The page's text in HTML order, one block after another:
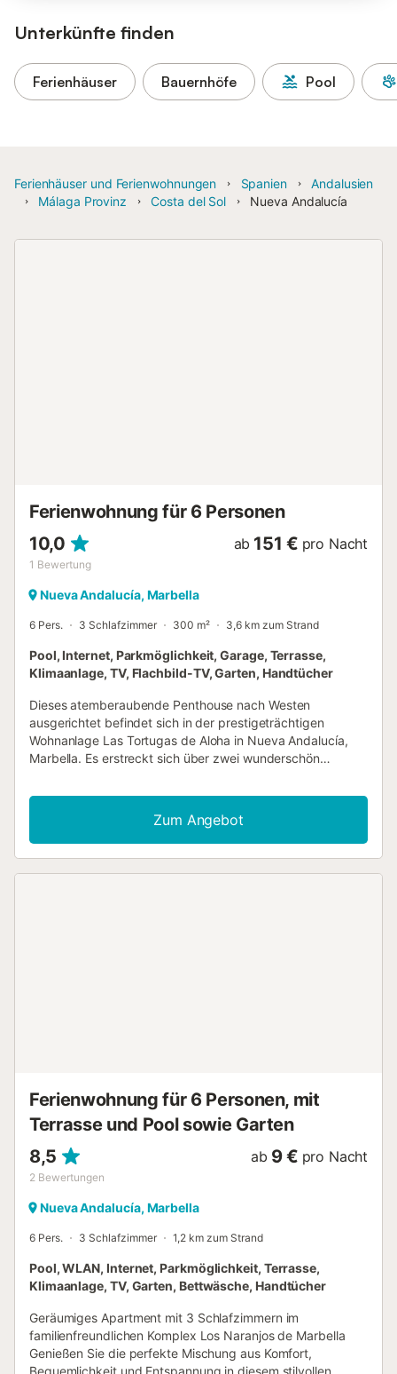
Unterkünfte finden
Ferienhäuser Bauernhöfe Pool
Ferienhäuser und Ferienwohnungen Spanien
Andalusien
Málaga Provinz
Costa del Sol Nueva Andalucía
Ferienwohnung für 6 Personen
10,0
1 Bewertung
ab 151 € pro Nacht
Nueva Andalucía, Marbella
6 Pers. 3 Schlafzimmer 300 m² 3,6 km zum Strand
Pool, Internet, Parkmöglichkeit, Garage, Terrasse,
Klimaanlage, TV, Flachbild-TV, Garten, Handtücher
Dieses atemberaubende Penthouse nach Westen
ausgerichtet befindet sich in der prestigeträchtigen
Wohnanlage Las Tortugas de Aloha in Nueva Andalucía,
Marbella. Es erstreckt sich über zwei wunderschön
modernem Komfort und elegantem Stil, eingerahmt von
atemberaubendem Meer- und Bergblick. Seine private und
abgeschiedene Lage, kombiniert mit weitläufigen
Terrassen und offen gestalteten Innenräumen, macht es zu
Entspannen oder für Mahlzeiten im Freien, während
hochwertige Oberflächen und durchdachte Details das
Gesamterlebnis des luxuriösen Wohnens aufwerten. Auf
Anfrage können wir zwei zusätzliche Einzelbetten
bereitstellen. Über die Residenz selbst hinaus bietet...
Zum Angebot
Ferienwohnung für 6 Personen, mit
Terrasse und Pool sowie Garten
8,5
2 Bewertungen
ab 9 € pro Nacht
Nueva Andalucía, Marbella
6 Pers. 3 Schlafzimmer 1,2 km zum Strand
Pool, WLAN, Internet, Parkmöglichkeit, Terrasse,
Klimaanlage, TV, Garten, Bettwäsche, Handtücher
Geräumiges Apartment mit 3 Schlafzimmern im
familienfreundlichen Komplex Los Naranjos de Marbella
Genießen Sie die perfekte Mischung aus Komfort,